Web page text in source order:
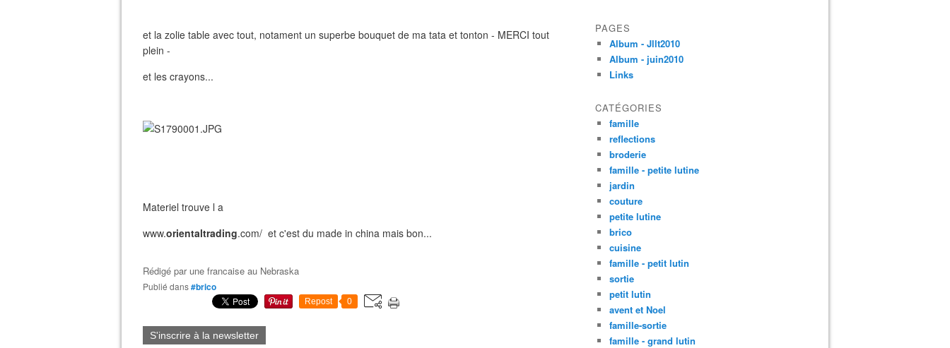
et la zolie table avec tout, notament un superbe bouquet de ma tata et tonton - MERCI tout
plein -
et les crayons...
Materiel trouve l a
www.orientaltrading.com/ et c'est du made in china mais bon...
Rédigé parune francaise au Nebraska
Publié dans#brico
Repost 0
S'inscrire à la newsletter
PAGES
Album - Jllt2010
Album - juin2010
Links
CATÉGORIES
famille
reflections
broderie
famille - petite lutine
jardin
couture
petite lutine
brico
cuisine
famille - petit lutin
sortie
petit lutin
avent et Noel
famille-sortie
famille - grand lutin